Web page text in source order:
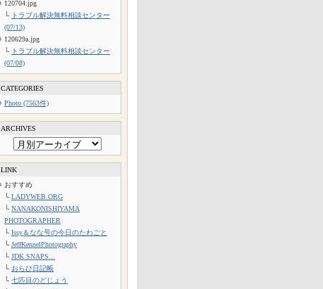
120704.jpg
└ トラブル解決無料相談センター
(07/13)
120629a.jpg
└ トラブル解決無料相談センター
(07/08)
CATEGORIES
Photo (7563件)
ARCHIVES
LINK
おすすめ
└ LADYWEB.ORG
└ NANAKONISHIYAMA
PHOTOGRAPHER
└ Issy＆なな号の今日のたわごと
└ JeffKennelPhotography
└ JDK SNAPS...
└ おらひ日記帳
└ 七匹目のどじょう